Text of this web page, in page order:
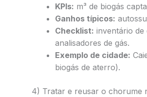
KPIs: m³ de biogás
Ganhos típicos:
Checklist: inventário de
analisadores de gás.
Exemplo de cidade:
biogás de aterro).
4) Tratar e reusar o chorume